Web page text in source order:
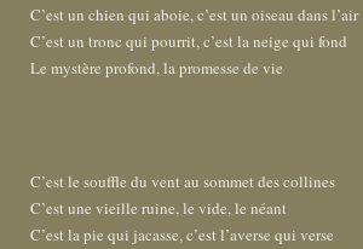
C’est un chien qui aboie, c’est un oiseau dans l’air
C’est un tronc qui pourrit, c’est la neige qui fond
Le mystère profond, la promesse de vie
C’est le souffle du vent au sommet des collines
C’est une vieille ruine, le vide, le néant
C’est la pie qui jacasse, c’est l’averse qui verse